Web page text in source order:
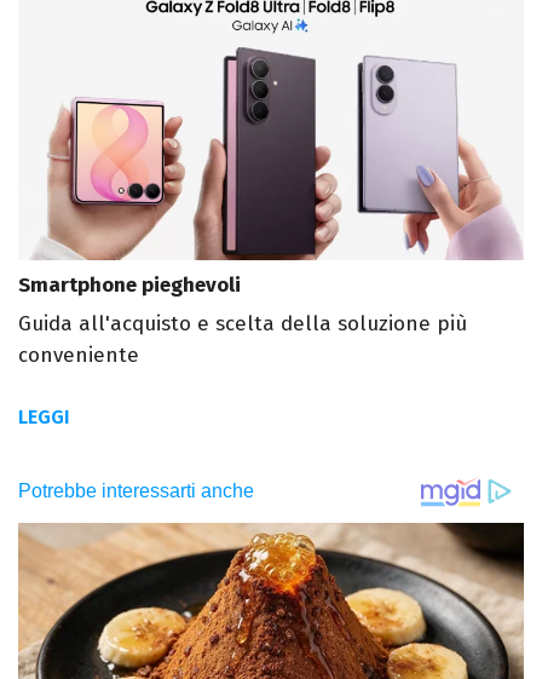
Smartphone pieghevoli
Guida all'acquisto e scelta della soluzione più
conveniente
LEGGI